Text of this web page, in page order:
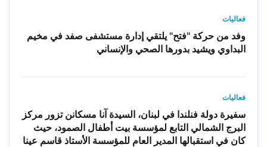
فعاليات
وفد من حركة "فتح" يلتقي إدارة مستشفى صفد في مخيم
البداوي ويشيد بدورها الصحي والإنساني
فعاليات
سفيرة دولة فنلندا في لبنان، السيدة آنا مسكانن تزور مركز
البرج الشمالي التابع لمؤسسة بيت أطفال الصمود، حيث
كان في استقبالها المدير العام للمؤسسة الأستاذ قاسم عينا